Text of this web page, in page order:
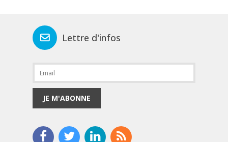
Lettre d'infos
JE M'ABONNE